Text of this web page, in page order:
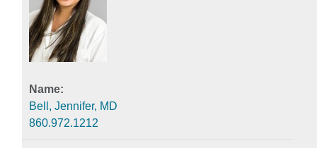
Bell, Jennifer, MD
860.972.1212